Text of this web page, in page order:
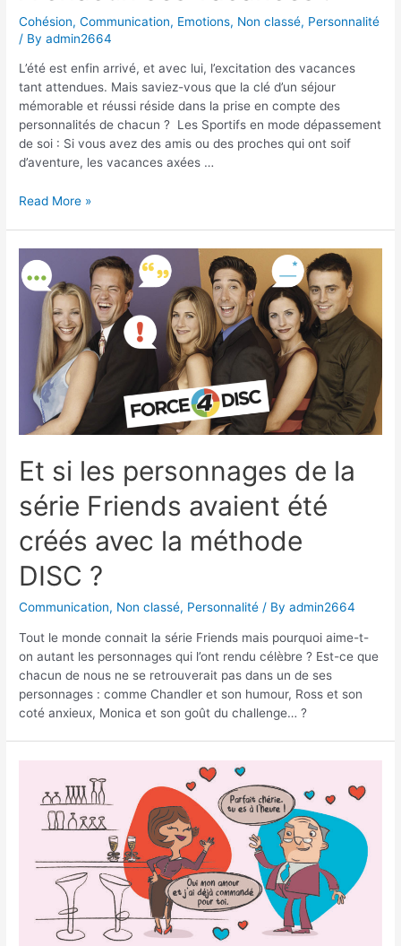
Cohésion,Communication, Emotions, Non classé, Personnalité
/ Byadmin2664
L’été est enfin arrivé, et avec lui, l’excitation des vacances
tant attendues. Mais saviez-vous que la clé d’un séjour
mémorable et réussi réside dans la prise en compte des
personnalités de chacun ? Les Sportifs en mode dépassement
de soi : Si vous avez des amis ou des proches qui ont soif
d’aventure, les vacances axées …
À
!
Read More »
Et si les personnages de la
série Friends avaient été
créés avec la méthode
DISC ?
Communication, Non classé, Personnalité / Byadmin2664
Tout le monde connait la série Friends mais pourquoi aime-t-
on autant les personnages qui l’ont rendu célèbre ? Est-ce que
chacun de nous ne se retrouverait pas dans un de ses
personnages : comme Chandler et son humour, Ross et son
coté anxieux, Monica et son goût du challenge… ?